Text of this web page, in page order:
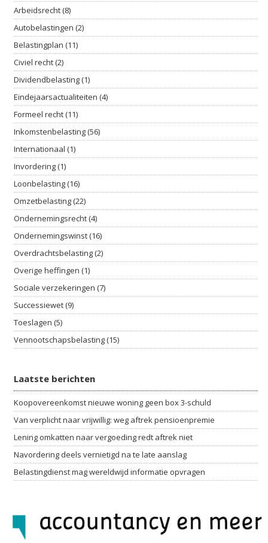
Arbeidsrecht (8)
Autobelastingen (2)
Belastingplan (11)
Civiel recht (2)
Dividendbelasting (1)
Eindejaarsactualiteiten (4)
Formeel recht (11)
Inkomstenbelasting (56)
Internationaal (1)
Invordering (1)
Loonbelasting (16)
Omzetbelasting (22)
Ondernemingsrecht (4)
Ondernemingswinst (16)
Overdrachtsbelasting (2)
Overige heffingen (1)
Sociale verzekeringen (7)
Successiewet (9)
Toeslagen (5)
Vennootschapsbelasting (15)
Laatste berichten
Koopovereenkomst nieuwe woning geen box 3-schuld
Van verplicht naar vrijwillig: weg aftrek pensioenpremie
Lening omkatten naar vergoeding redt aftrek niet
Navordering deels vernietigd na te late aanslag
Belastingdienst mag wereldwijd informatie opvragen